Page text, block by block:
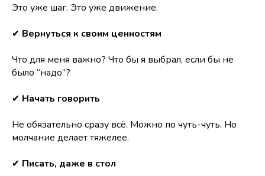
Это уже шаг. Это уже движение.
✔ Вернуться к своим ценностям
Что для меня важно? Что бы я выбрал, если бы не
было “надо”?
✔ Начать говорить
Не обязательно сразу всё. Можно по чуть-чуть. Но
молчание делает тяжелее.
✔ Писать, даже в стол